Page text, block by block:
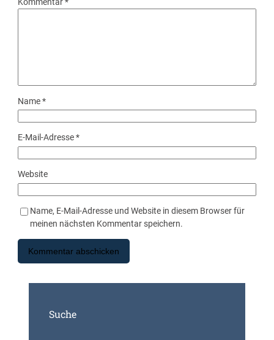
Kommentar*
Name*
E-Mail-Adresse*
Website
Name, E-Mail-Adresse und Website in diesem Browser für
meinen nächsten Kommentar speichern.
Suche